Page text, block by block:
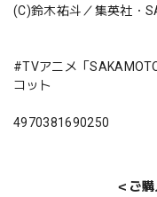
(C)鈴木祐斗／集英社・
#TVアニメ「
コット
4970381690250
＜ご